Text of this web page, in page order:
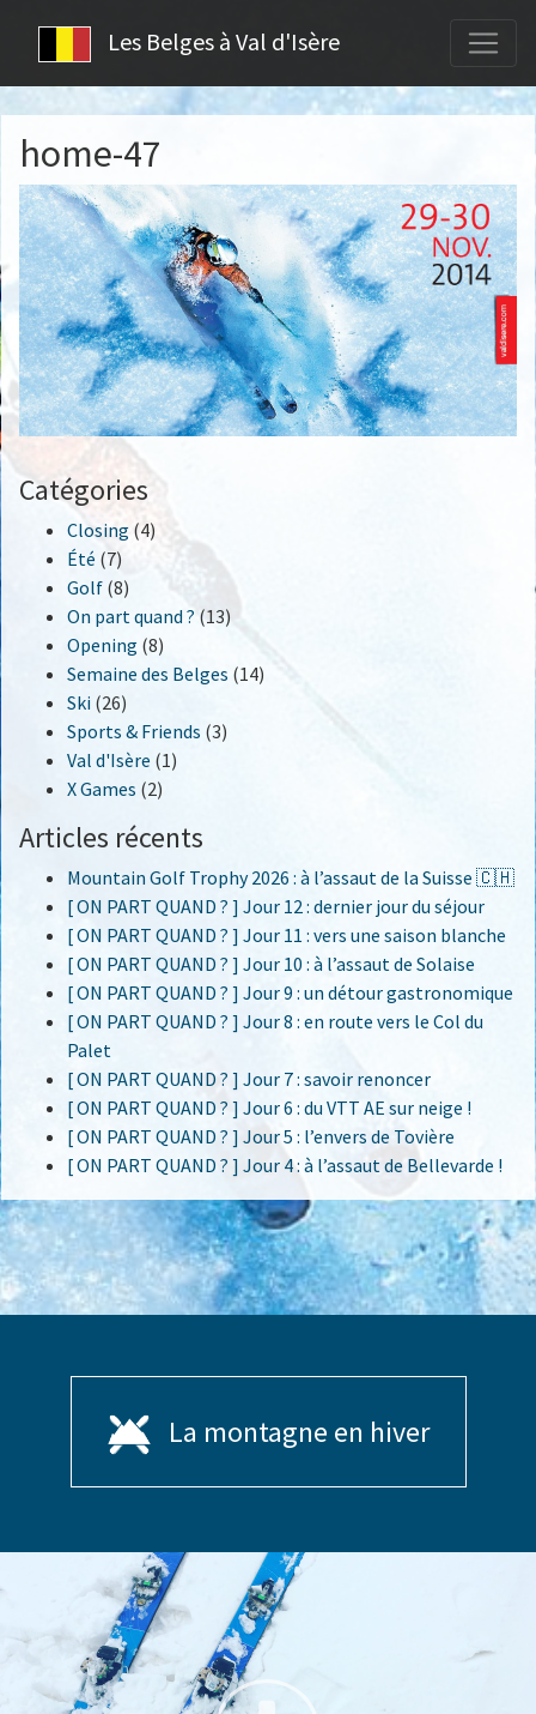
Les Belges à Val d'Isère
home-47
Catégories
Closing (4)
Été (7)
Golf (8)
On part quand ? (13)
Opening (8)
Semaine des Belges (14)
Ski (26)
Sports & Friends (3)
Val d'Isère (1)
X Games (2)
Articles récents
Mountain Golf Trophy 2026 : à l’assaut de la Suisse 🇨🇭
[ ON PART QUAND ? ] Jour 12 : dernier jour du séjour
[ ON PART QUAND ? ] Jour 11 : vers une saison blanche
[ ON PART QUAND ? ] Jour 10 : à l’assaut de Solaise
[ ON PART QUAND ? ] Jour 9 : un détour gastronomique
[ ON PART QUAND ? ] Jour 8 : en route vers le Col du
Palet
[ ON PART QUAND ? ] Jour 7 : savoir renoncer
[ ON PART QUAND ? ] Jour 6 : du VTT AE sur neige !
[ ON PART QUAND ? ] Jour 5 : l’envers de Tovière
[ ON PART QUAND ? ] Jour 4 : à l’assaut de Bellevarde !
La montagne en hiver